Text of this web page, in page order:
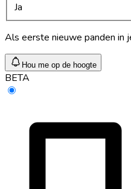
Ja
Als eerste nieuwe panden in
Hou me op de hoogte
BETA